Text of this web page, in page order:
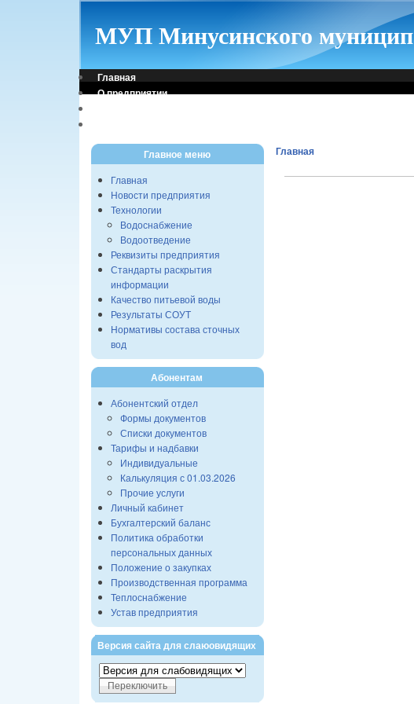
МУП Минусинского
Главная
О предприятии
Главное меню
Главная
Новости предприятия
Технологии
Водоснабжение
Водоотведение
Реквизиты предприятия
Стандарты раскрытия
информации
Качество питьевой воды
Результаты СОУТ
Нормативы состава сточных
вод
Абонентам
Абонентский отдел
Формы документов
Списки документов
Тарифы и надбавки
Индивидуальные
Калькуляция с 01.03.2026
Прочие услуги
Личный кабинет
Бухгалтерский баланс
Политика обработки
персональных данных
Положение о закупках
Производственная программа
Теплоснабжение
Устав предприятия
Версия сайта для слаюовидящих
Главная